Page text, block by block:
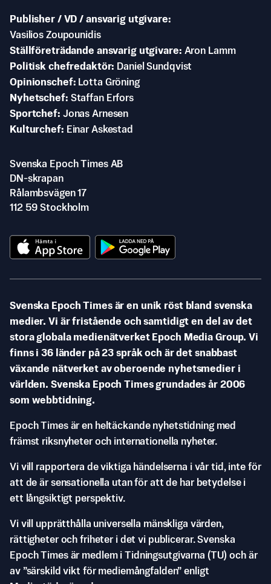
Publisher / VD / ansvarig utgivare
Vasilios Zoupounidis
Ställföreträdande ansvarig utgivare Aron Lamm
Politisk chefredaktör
Daniel Sundqvist
Opinionschef
Lotta Gröning
Nyhetschef Staffan Erfors
Sportchef Jonas Arnesen
Kulturchef
Einar Askestad
Svenska Epoch Times AB
DN-skrapan
Rålambsvägen 17
112 59 Stockholm
Svenska Epoch Times är en unik röst bland svenska
medier. Vi är fristående och samtidigt en del av det
stora globala medienätverket Epoch Media Group. Vi
finns i 36 länder på 23 språk och är det snabbast
växande nätverket av oberoende nyhetsmedier i
världen. Svenska Epoch Times grundades år 2006
som webbtidning.
Epoch Times är en heltäckande nyhetstidning med
främst riksnyheter och internationella nyheter.
Vi vill rapportera de viktiga händelserna i vår tid, inte för
att de är sensationella utan för att de har betydelse i
ett långsiktigt perspektiv.
Vi vill upprätthålla universella mänskliga värden,
rättigheter och friheter i det vi publicerar. Svenska
Epoch Times är medlem i Tidningsutgivarna (TU) och är
av ”särskild vikt för mediemångfalden” enligt